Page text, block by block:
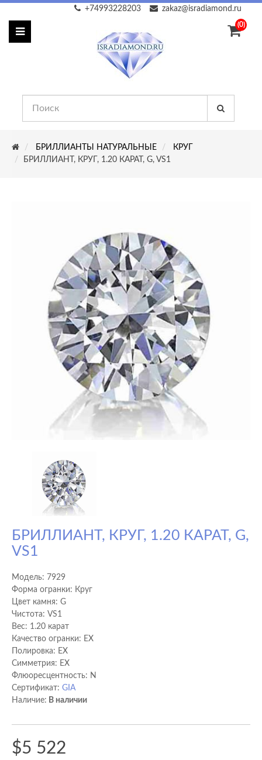
zakaz@isradiamond.ru
+74993228203
(0)
БРИЛЛИАНТЫ НАТУРАЛЬНЫЕ
КРУГ
БРИЛЛИАНТ, КРУГ, 1.20 КАРАТ, G, VS1
БРИЛЛИАНТ, КРУГ, 1.20 КАРАТ, G,
VS1
Модель: 7929
Форма огранки: Круг
Цвет камня: G
Чистота: VS1
Вес: 1.20 карат
Качество огранки: EX
Полировка: EX
Cимметрия: EX
Флюоресцентность: N
Сертификат: GIA
Наличие: В наличии
$5 522